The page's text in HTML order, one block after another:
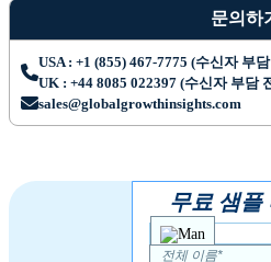
문의하
USA : +1 (855) 467-7775 (수신자 부
UK : +44 8085 022397 (수신자 부담
sales@globalgrowthinsights.com
무료 샘